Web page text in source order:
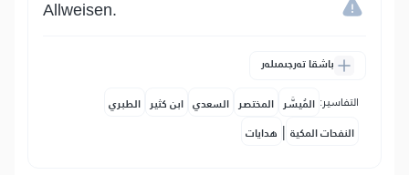
Allweisen.
باشقا تەرجىمىلەر
التفاسير: المُيسَّر المختصر السعدي ابن كثير الطبري
النفحات المكية | هدايات